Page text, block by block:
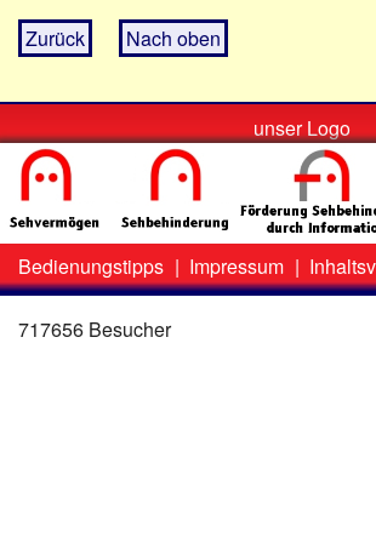
Zurück Nach oben
unser Logo
Zweit-
Menü
Bedienungstipps | Impressum |
717656 Besucher